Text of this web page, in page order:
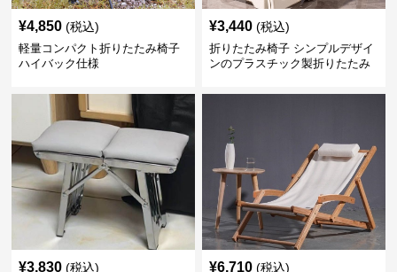
¥4,850 (税込)
軽量コンパクト折りたたみ椅子
ハイバック仕様
¥3,440 (税込)
折りたたみ椅子 シンプルデザイ
ンのプラスチック製折りたたみ
¥3,830 (税込) ¥6,710 (税込)